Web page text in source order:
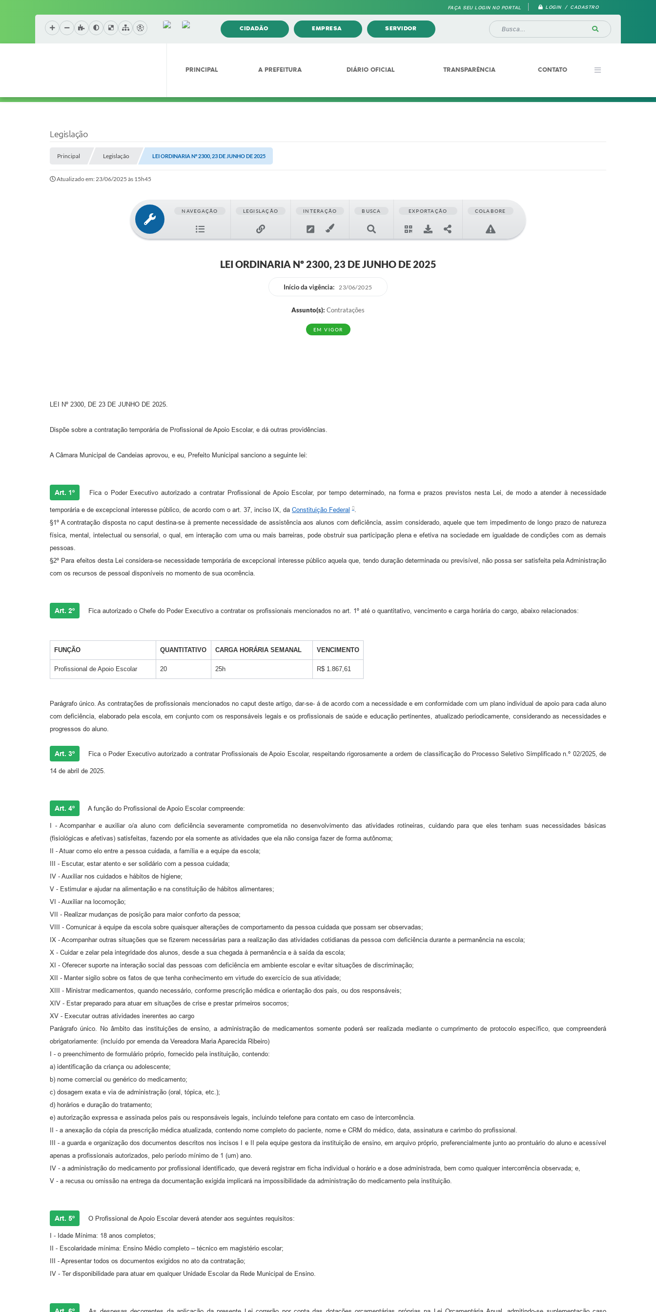
FAÇA SEU LOGIN NO PORTAL LOGIN / CADASTRO
CIDADÃO EMPRESA SERVIDOR
PRINCIPAL A PREFEITURA DIÁRIO OFICIAL TRANSPARÊNCIA CONTATO
Legislação
Principal Legislação LEI ORDINARIA Nº 2300, 23 DE JUNHO DE 2025
Atualizado em: 23/06/2025 às 15h45
NAVEGAÇÃO LEGISLAÇÃO INTERAÇÃO BUSCA EXPORTAÇÃO COLABORE
LEI ORDINARIA Nº 2300, 23 DE JUNHO DE 2025
Início da vigência: 23/06/2025
Assunto(s): Contratações
EM VIGOR
LEI Nº 2300, DE 23 DE JUNHO DE 2025.
Dispõe sobre a contratação temporária de Profissional de Apoio Escolar, e dá outras providências.
A Câmara Municipal de Candeias aprovou, e eu, Prefeito Municipal sanciono a seguinte lei:
Art. 1º Fica o Poder Executivo autorizado a contratar Profissional de Apoio Escolar, por tempo determinado, na forma e prazos previstos nesta Lei, de modo a atender à necessidade
temporária e de excepcional interesse público, de acordo com o art. 37, inciso IX, da Constituição Federal
.
§1º A contratação disposta no caput destina-se à premente necessidade de assistência aos alunos com deficiência, assim considerado, aquele que tem impedimento de longo prazo de natureza
física, mental, intelectual ou sensorial, o qual, em interação com uma ou mais barreiras, pode obstruir sua participação plena e efetiva na sociedade em igualdade de condições com as demais
pessoas.
§2º Para efeitos desta Lei considera-se necessidade temporária de excepcional interesse público aquela que, tendo duração determinada ou previsível, não possa ser satisfeita pela Administração
com os recursos de pessoal disponíveis no momento de sua ocorrência.
Art. 2º Fica autorizado o Chefe do Poder Executivo a contratar os profissionais mencionados no art. 1º até o quantitativo, vencimento e carga horária do cargo, abaixo relacionados:
FUNÇÃO QUANTITATIVO CARGA HORÁRIA SEMANAL VENCIMENTO
Profissional de Apoio Escolar 20 25h R$ 1.867,61
Parágrafo único. As contratações de profissionais mencionados no caput deste artigo, dar-se- á de acordo com a necessidade e em conformidade com um plano individual de apoio para cada aluno
com deficiência, elaborado pela escola, em conjunto com os responsáveis legais e os profissionais de saúde e educação pertinentes, atualizado periodicamente, considerando as necessidades e
progressos do aluno.
Art. 3º Fica o Poder Executivo autorizado a contratar Profissionais de Apoio Escolar, respeitando rigorosamente a ordem de classificação do Processo Seletivo Simplificado n.º 02/2025, de
14 de abril de 2025.
Art. 4º A função do Profissional de Apoio Escolar compreende:
I - Acompanhar e auxiliar o/a aluno com deficiência severamente comprometida no desenvolvimento das atividades rotineiras, cuidando para que eles tenham suas necessidades básicas
(fisiológicas e afetivas) satisfeitas, fazendo por ela somente as atividades que ela não consiga fazer de forma autônoma;
II - Atuar como elo entre a pessoa cuidada, a família e a equipe da escola;
III - Escutar, estar atento e ser solidário com a pessoa cuidada;
IV - Auxiliar nos cuidados e hábitos de higiene;
V - Estimular e ajudar na alimentação e na constituição de hábitos alimentares;
VI - Auxiliar na locomoção;
VII - Realizar mudanças de posição para maior conforto da pessoa;
VIII - Comunicar à equipe da escola sobre quaisquer alterações de comportamento da pessoa cuidada que possam ser observadas;
IX - Acompanhar outras situações que se fizerem necessárias para a realização das atividades cotidianas da pessoa com deficiência durante a permanência na escola;
X - Cuidar e zelar pela integridade dos alunos, desde a sua chegada à permanência e à saída da escola;
XI - Oferecer suporte na interação social das pessoas com deficiência em ambiente escolar e evitar situações de discriminação;
XII - Manter sigilo sobre os fatos de que tenha conhecimento em virtude do exercício de sua atividade;
XIII - Ministrar medicamentos, quando necessário, conforme prescrição médica e orientação dos pais, ou dos responsáveis;
XIV - Estar preparado para atuar em situações de crise e prestar primeiros socorros;
XV - Executar outras atividades inerentes ao cargo
Parágrafo único. No âmbito das instituições de ensino, a administração de medicamentos somente poderá ser realizada mediante o cumprimento de protocolo específico, que compreenderá
obrigatoriamente: (incluído por emenda da Vereadora Maria Aparecida Ribeiro)
I - o preenchimento de formulário próprio, fornecido pela instituição, contendo:
a) identificação da criança ou adolescente;
b) nome comercial ou genérico do medicamento;
c) dosagem exata e via de administração (oral, tópica, etc.);
d) horários e duração do tratamento;
e) autorização expressa e assinada pelos pais ou responsáveis legais, incluindo telefone para contato em caso de intercorrência.
II - a anexação da cópia da prescrição médica atualizada, contendo nome completo do paciente, nome e CRM do médico, data, assinatura e carimbo do profissional.
III - a guarda e organização dos documentos descritos nos incisos I e II pela equipe gestora da instituição de ensino, em arquivo próprio, preferencialmente junto ao prontuário do aluno e acessível
apenas a profissionais autorizados, pelo período mínimo de 1 (um) ano.
IV - a administração do medicamento por profissional identificado, que deverá registrar em ficha individual o horário e a dose administrada, bem como qualquer intercorrência observada; e,
V - a recusa ou omissão na entrega da documentação exigida implicará na impossibilidade da administração do medicamento pela instituição.
Art. 5º O Profissional de Apoio Escolar deverá atender aos seguintes requisitos:
I - Idade Mínima: 18 anos completos;
II - Escolaridade mínima: Ensino Médio completo – técnico em magistério escolar;
III - Apresentar todos os documentos exigidos no ato da contratação;
IV - Ter disponibilidade para atuar em qualquer Unidade Escolar da Rede Municipal de Ensino.